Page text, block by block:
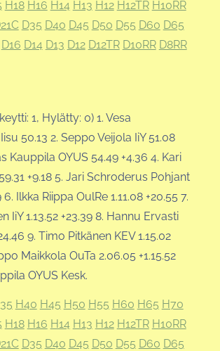
H18 H16 H14 H13 H12 H12TR H10RR
D35 D40 D45 D50 D55 D60 D65
D16 D14 D13 D12 D12TR D10RR D8RR
1, Hylätty: 0) 1. Vesa
50.13 2. Seppo Veijola IiY 51.08
Kauppila OYUS 54.49 +4.36 4. Kari
+9.18 5. Jari Schroderus Pohjant
6. Ilkka Riippa OulRe 1.11.08 +20.55 7.
IiY 1.13.52 +23.39 8. Hannu Ervasti
9. Timo Pitkänen KEV 1.15.02
Maikkola OuTa 2.06.05 +1.15.52
OYUS Kesk.
H40 H45 H50 H55 H60 H65 H70
H18 H16 H14 H13 H12 H12TR H10RR
D35 D40 D45 D50 D55 D60 D65